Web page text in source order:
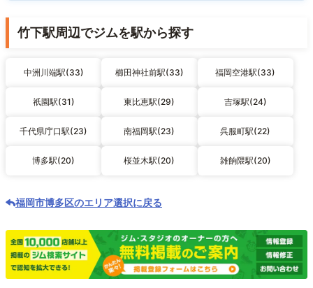
竹下駅周辺でジムを駅から探す
中洲川端駅(33) 櫛田神社前駅(33) 福岡空港駅(33)
祇園駅(31) 東比恵駅(29) 吉塚駅(24)
千代県庁口駅(23) 南福岡駅(23) 呉服町駅(22)
博多駅(20) 桜並木駅(20) 雑餉隈駅(20)
福岡市博多区のエリア選択に戻る